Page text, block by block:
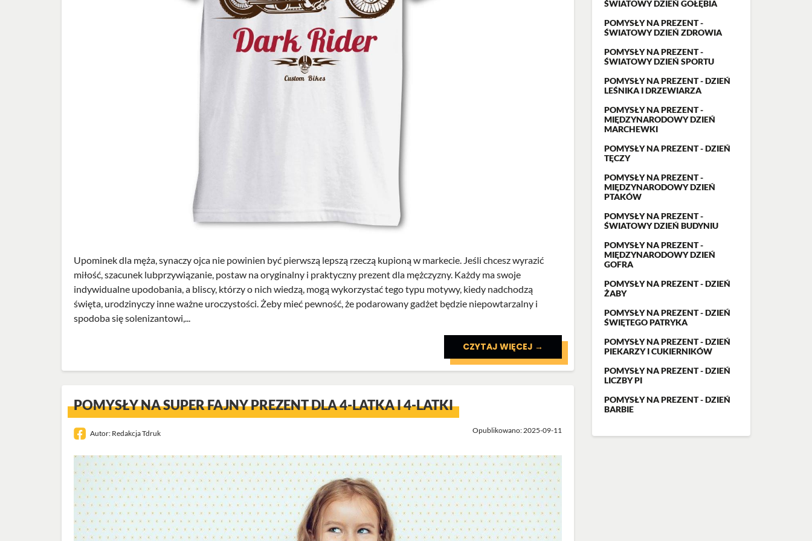
Upominek dla męża, synaczy ojca nie powinien być pierwszą lepszą rzeczą kupioną w markecie. Jeśli chcesz wyrazić
miłość, szacunek lubprzywiązanie, postaw na oryginalny i praktyczny prezent dla mężczyzny. Każdy ma swoje
indywidualne upodobania, a bliscy, którzy o nich wiedzą, mogą wykorzystać tego typu motywy, kiedy nadchodzą
święta, urodzinyczy inne ważne uroczystości. Żeby mieć pewność, że podarowany gadżet będzie niepowtarzalny i
spodoba się solenizantowi,...
CZYTAJ WIĘCEJ →
POMYSŁY NA SUPER FAJNY PREZENT DLA 4-LATKA I 4-LATKI
Autor: Redakcja Tdruk Opublikowano: 2025-09-11
ŚWIATOWY DZIEŃ GOŁĘBIA
POMYSŁY NA PREZENT -
ŚWIATOWY DZIEŃ ZDROWIA
POMYSŁY NA PREZENT -
ŚWIATOWY DZIEŃ SPORTU
POMYSŁY NA PREZENT - DZIEŃ
LEŚNIKA I DRZEWIARZA
POMYSŁY NA PREZENT -
MIĘDZYNARODOWY DZIEŃ
MARCHEWKI
POMYSŁY NA PREZENT - DZIEŃ
TĘCZY
POMYSŁY NA PREZENT -
MIĘDZYNARODOWY DZIEŃ
PTAKÓW
POMYSŁY NA PREZENT -
ŚWIATOWY DZIEŃ BUDYNIU
POMYSŁY NA PREZENT -
MIĘDZYNARODOWY DZIEŃ
GOFRA
POMYSŁY NA PREZENT - DZIEŃ
ŻABY
POMYSŁY NA PREZENT - DZIEŃ
ŚWIĘTEGO PATRYKA
POMYSŁY NA PREZENT - DZIEŃ
PIEKARZY I CUKIERNIKÓW
POMYSŁY NA PREZENT - DZIEŃ
LICZBY PI
POMYSŁY NA PREZENT - DZIEŃ
BARBIE